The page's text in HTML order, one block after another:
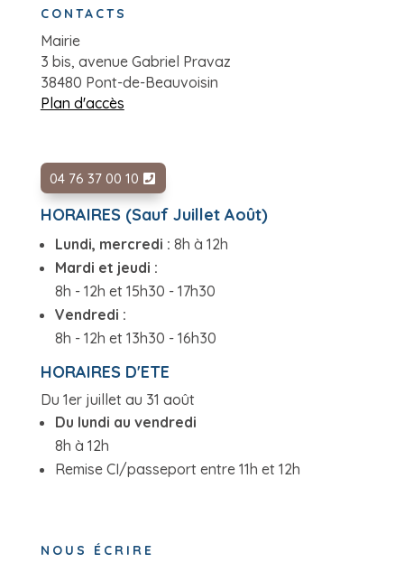
CONTACTS
Mairie
3 bis, avenue Gabriel Pravaz
38480 Pont-de-Beauvoisin
Plan d'accès
04 76 37 00 10
HORAIRES (Sauf Juillet Août)
Lundi, mercredi : 8h à 12h
Mardi et jeudi :
8h - 12h et 15h30 - 17h30
Vendredi :
8h - 12h et 13h30 - 16h30
HORAIRES D'ETE
Du 1er juillet au 31 août
Du lundi au vendredi
8h à 12h
Remise CI/passeport entre 11h et 12h
NOUS ÉCRIRE